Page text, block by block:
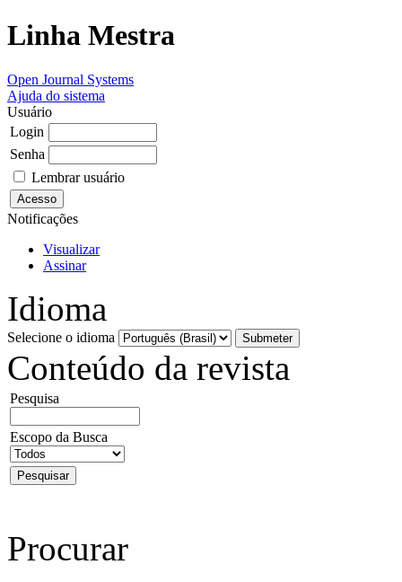
Linha Mestra
Open Journal Systems
Ajuda do sistema
Usuário
Login
Senha
Lembrar usuário
Notificações
Visualizar
Assinar
Idioma
Selecione o idioma
Conteúdo da revista
Pesquisa
Escopo da Busca
Procurar